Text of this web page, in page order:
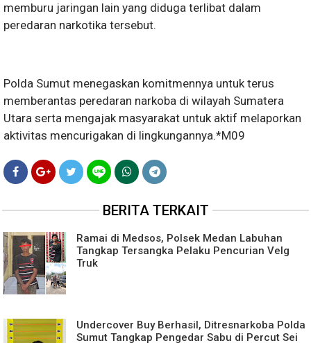
memburu jaringan lain yang diduga terlibat dalam
peredaran narkotika tersebut.
Polda Sumut menegaskan komitmennya untuk terus
memberantas peredaran narkoba di wilayah Sumatera
Utara serta mengajak masyarakat untuk aktif melaporkan
aktivitas mencurigakan di lingkungannya.*M09
BERITA TERKAIT
Ramai di Medsos, Polsek Medan Labuhan
Tangkap Tersangka Pelaku Pencurian Velg
Truk
Undercover Buy Berhasil, Ditresnarkoba Polda
Sumut Tangkap Pengedar Sabu di Percut Sei